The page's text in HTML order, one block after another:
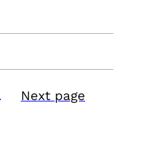
Next page